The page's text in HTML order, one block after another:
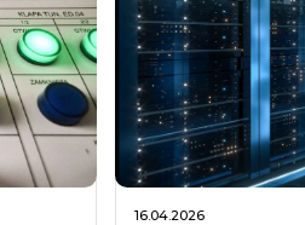
16.04.2026